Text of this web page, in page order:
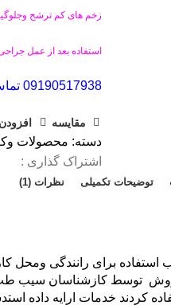
زخم های کم ترشح
استفاده بعد از عمل
09190517938 تماس بگیرید
مقایسه
دسته: محصولات
اشتراک گذاری :
توضیحات تکمیلی نظرات (1)
برای رانندگی ومحل
توسط کازشناسان سیب طب
کامل برای 645 بیمار که از این دستگاه